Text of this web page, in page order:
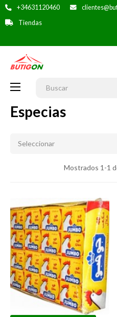
+34631120460
Tiendas
Navegación
palanca
☰
Especias
Seleccionar
Mostrados 1-1